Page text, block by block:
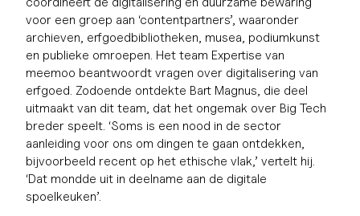
voor een groep aan ‘contentpartners’, waaronder
archieven, erfgoedbibliotheken, musea, podiumkunst
en publieke omroepen. Het team Expertise van
meemoo beantwoordt vragen over digitalisering van
erfgoed. Zodoende ontdekte Bart Magnus, die deel
uitmaakt van dit team, dat het ongemak over Big Tech
breder speelt. ‘Soms is een nood in de sector
aanleiding voor ons om dingen te gaan ontdekken,
bijvoorbeeld recent op het ethische vlak,’ vertelt hij.
‘Dat mondde uit in deelname aan de digitale
spoelkeuken’.